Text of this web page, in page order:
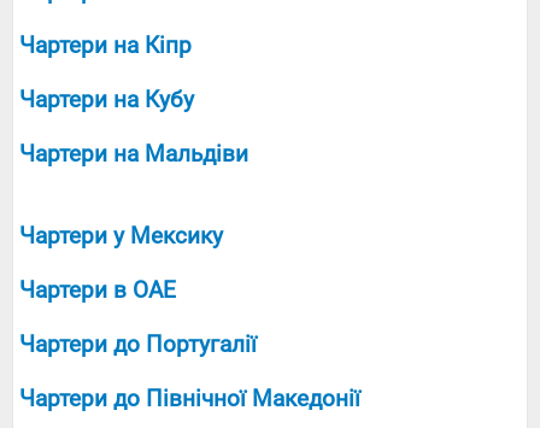
Чартери на Кіпр
Чартери на Кубу
Чартери на Мальдіви
Чартери у Мексику
Чартери в ОАЕ
Чартери до Португалії
Чартери до Північної Македонії